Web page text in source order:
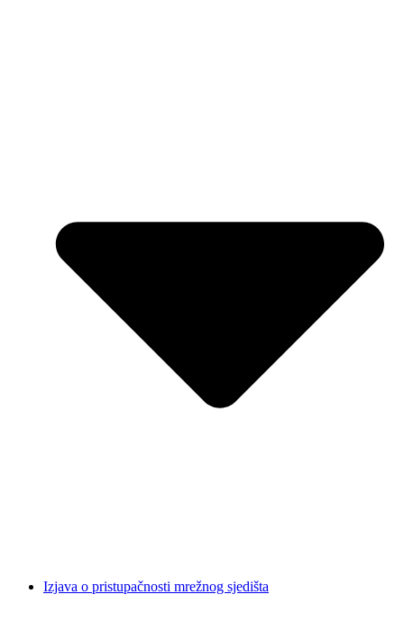
Izjava o pristupačnosti mrežnog sjedišta